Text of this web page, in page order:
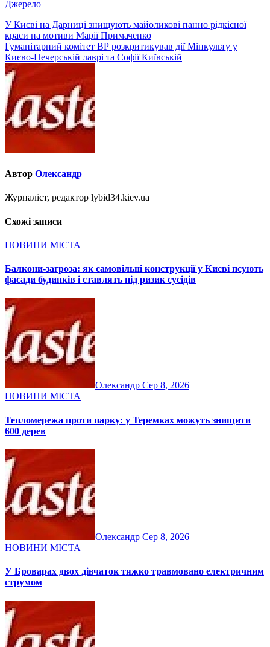
Джерело
Навігація
записів
У Києві на Дарниці знищують майоликові панно рідкісної
краси на мотиви Марії Примаченко
Гуманітарний комітет ВР розкритикував дії Мінкульту у
Києво-Печерській лаврі та Софії Київській
Автор Олександр
Журналіст, редактор lybid34.kiev.ua
Схожі записи
НОВИНИ МІСТА
Балкони-загроза: як самовільні конструкції у Києві псують
фасади будинків і ставлять під ризик сусідів
Олександр Сер 8, 2026
НОВИНИ МІСТА
Тепломережа проти парку: у Теремках можуть знищити
600 дерев
Олександр Сер 8, 2026
НОВИНИ МІСТА
У Броварах двох дівчаток тяжко травмовано електричним
струмом